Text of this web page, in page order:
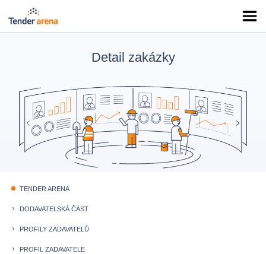
Detail zakázky
fiber_manual_record TENDER ARENA
keyboard_arrow_right DODAVATELSKÁ ČÁST
keyboard_arrow_right PROFILY ZADAVATELŮ
keyboard_arrow_right PROFIL ZADAVATELE